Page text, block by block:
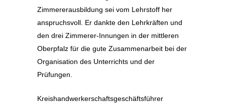
Zimmererausbildung sei vom Lehrstoff her
anspruchsvoll. Er dankte den Lehrkräften und
den drei Zimmerer-Innungen in der mittleren
Oberpfalz für die gute Zusammenarbeit bei der
Organisation des Unterrichts und der
Prüfungen.
Kreishandwerkerschaftsgeschäftsführer